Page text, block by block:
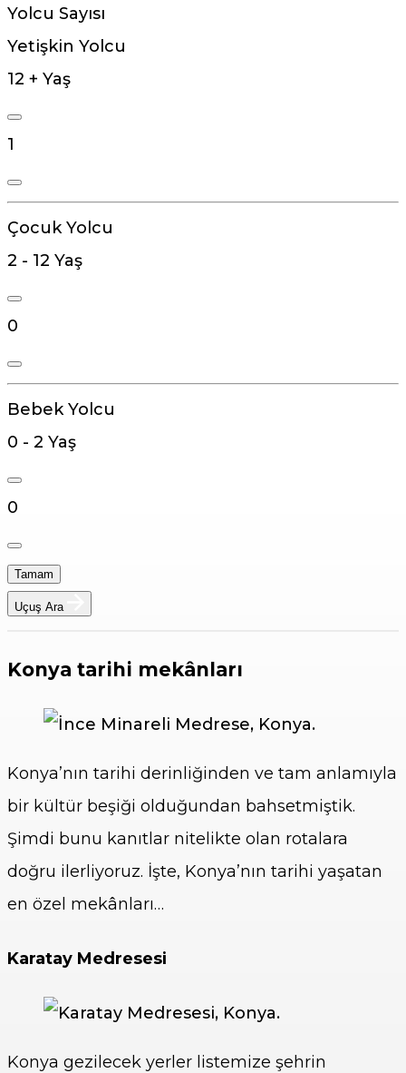
Yolcu Sayısı
Yetişkin Yolcu
12 + Yaş
1
Çocuk Yolcu
2 - 12 Yaş
0
Bebek Yolcu
0 - 2 Yaş
0
Tamam
Uçuş Ara
Konya tarihi mekânları
Konya’nın tarihi derinliğinden ve tam anlamıyla
bir kültür beşiği olduğundan bahsetmiştik.
Şimdi bunu kanıtlar nitelikte olan rotalara
doğru ilerliyoruz. İşte, Konya’nın tarihi yaşatan
en özel mekânları…
Karatay Medresesi
Konya gezilecek yerler listemize şehrin